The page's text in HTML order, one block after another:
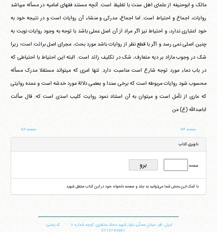
مالک و ابوحنیفه از علمای اهل سنت با تغلیظ است. آنچه مستند فقهای امامیه در مسأله می‎باشد
روایات، اجماع و احتیاط است. اما اجماع، مدرکی و منشاء آن روایات است و در نتیجه خود به
خود اعتباری ندارد، و احتیاط نیز اگر مراد از آن اصل عملی باشد با توجه به وجود روایات نوبت به
چنین اصلی نمی رسد و اگر با قطع نظر از روایات باشد مورد بحث، مجرای اصل برائت است؛ زیرا
شک در وجوب مازاد بر دیه متعارف، شک در تکلیف زائد است. البته این احتیاط با احتیاطی که
در باب دماء مورد توجه شارع است مناسبت دارد. تنها امری که می‎تواند مستقلا مدرک مسأله
محسوب شود روایات مربوطه است که برخی سندا و بعضی دلالة مورد خدشه است و عمده روایتی
که عاری از تأمل است و می‎توان به آن استناد نمود روایت کلیب اسدی است که: قال سألت
اباعبدالله (ع) عن
صفحه ۵۴ صفحه ۵۶
ناوبری کتاب
صفحه
با کمک این بخش شما می‌توانید به جلد و صفحه دلخواه خود در این کتاب منتقل شوید
ایران،قم،میدان مصلّی، بلوار شهید محمّد منتظری، كوچه شماره ٨
کد پستی:
3713744381